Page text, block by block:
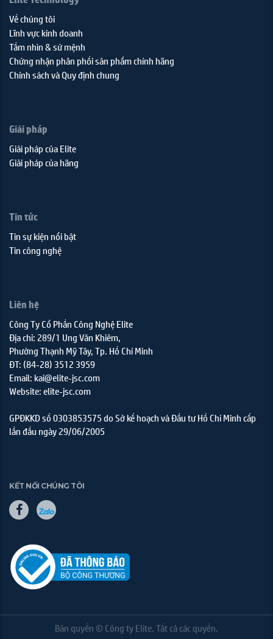
Về chúng tôi
Lĩnh vực kinh doanh
Tầm nhìn & sứ mệnh
Chứng nhận phân phối sản phẩm chính hãng
Chính sách và Quy định chung
Giải pháp
Giải pháp của Elite
Giải pháp của hãng
Tin tức
Tin sự kiện nổi bật
Tin công nghệ
Liên hệ
Công Ty Cổ Phần Công Nghệ Elite
Địa chỉ: 289/1 Ung Văn Khiêm,
Phường Thạnh Mỹ Tây, Tp. Hồ Chí Minh
ĐT: (84-28) 3512 3959
Email: kai@elite-jsc.com
Website: elite-jsc.com
GPĐKKD số 0303853575 do Sở kế hoạch và Đầu tư Hồ Chí Minh cấp
lần đầu ngày 29/06/2005
KẾT NỐI CHÚNG TÔI
Bản quyền © Công ty Elite. Tất cả các quyền.